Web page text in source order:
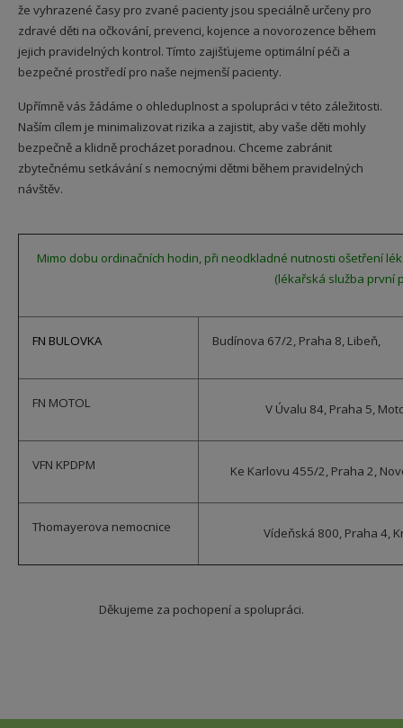
že vyhrazené časy pro zvané pacienty jsou speciálně určeny pro
zdravé děti na očkování, prevenci, kojence a novorozence během
jejich pravidelných kontrol. Tímto zajišťujeme optimální péči a
bezpečné prostředí pro naše nejmenší pacienty.
Upřímně vás žádáme o ohleduplnost a spolupráci v této záležitosti.
Naším cílem je minimalizovat rizika a zajistit, aby vaše děti mohly
bezpečně a klidně procházet poradnou. Chceme zabránit
zbytečnému setkávání s nemocnými dětmi během pravidelných
návštěv.
Mimo dobu ordinačních hodin, při neodkladné nutnosti ošetření
(lékařská služba první
FN BULOVKA Budínova 67/2, Praha 8, Libeň,
FN MOTOL V Úvalu 84, Praha 5,
VFN KPDPM Ke Karlovu 455/2, Praha 2,
Thomayerova nemocnice Vídeňská 800, Praha 4,
Děkujeme za pochopení a spolupráci.